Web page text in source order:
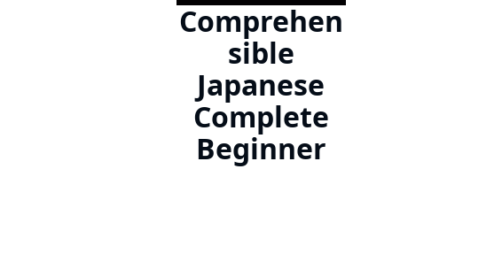
Comprehen
sible
Japanese
Complete
Beginner